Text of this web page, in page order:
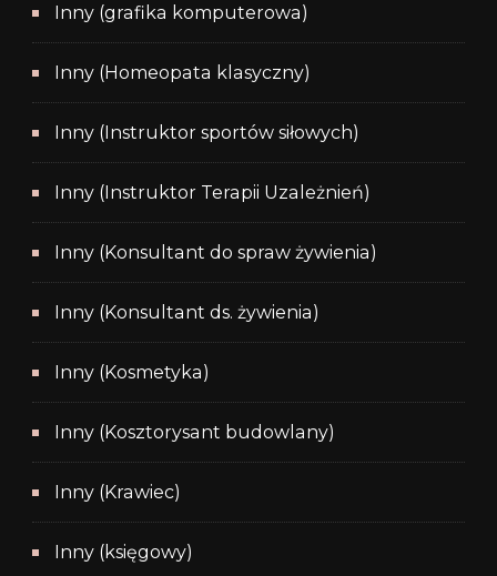
Inny (grafika komputerowa)
Inny (Homeopata klasyczny)
Inny (Instruktor sportów siłowych)
Inny (Instruktor Terapii Uzależnień)
Inny (Konsultant do spraw żywienia)
Inny (Konsultant ds. żywienia)
Inny (Kosmetyka)
Inny (Kosztorysant budowlany)
Inny (Krawiec)
Inny (księgowy)